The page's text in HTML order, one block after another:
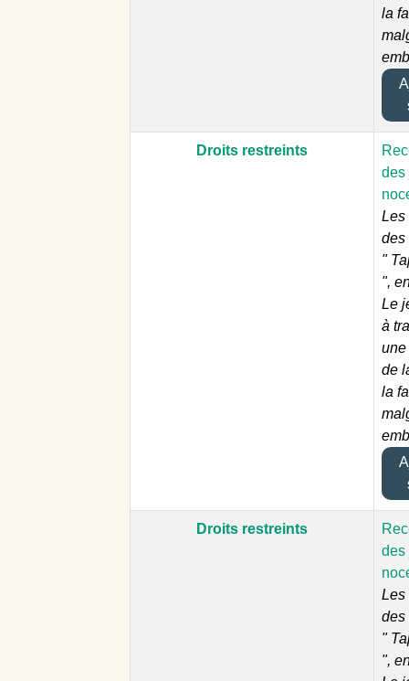
la
Droits restreints
des
Les
des
"
",
Le
à
une
de
la
Droits restreints
des
Les
des
"
",